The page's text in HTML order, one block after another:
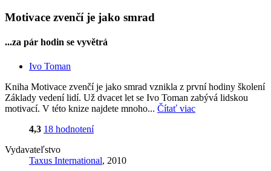
Motivace zvenčí je jako smrad
...za pár hodin se vyvětrá
Ivo Toman
Kniha Motivace zvenčí je jako smrad vznikla z první hodiny školení
Základy vedení lidí. Už dvacet let se Ivo Toman zabývá lidskou
motivací. V této knize najdete mnoho... Čítať viac
4,3 18 hodnotení
Vydavateľstvo
Taxus International, 2010